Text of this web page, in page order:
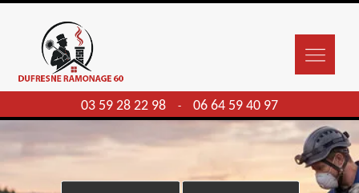
03 59 28 22 98 - 06 64 59 40 97